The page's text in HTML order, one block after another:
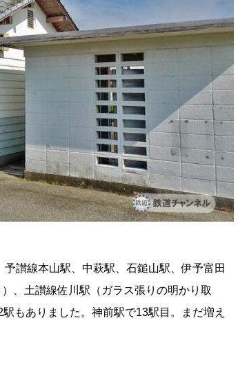
讃線本山駅、中萩駅、石鎚山駅、伊予富田
、土讃線佐川駅（ガラス張りの明かり取
もありました。神前駅で13駅目。まだ増え